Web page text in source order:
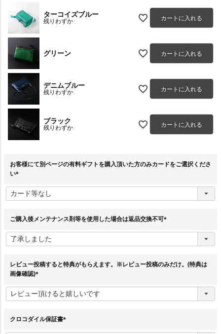
ターコイズブルー
残りわずか カートに入れる
グリーン カートに入れる
デニムブルー
残りわずか カートに入れる
ブラック
残りわずか カートに入れる
お客様にて別ページの有料ギフトを購入頂いた方のみカードをご選択くださ
い
必
須
ご購入後メンテナンス剤等を使用した場合は返品交換不可
須
レビュー投稿すると特典がもらえます。※レビュー投稿のみだけ。(特典は
画像確認)
必
須
クロコダイル保証書